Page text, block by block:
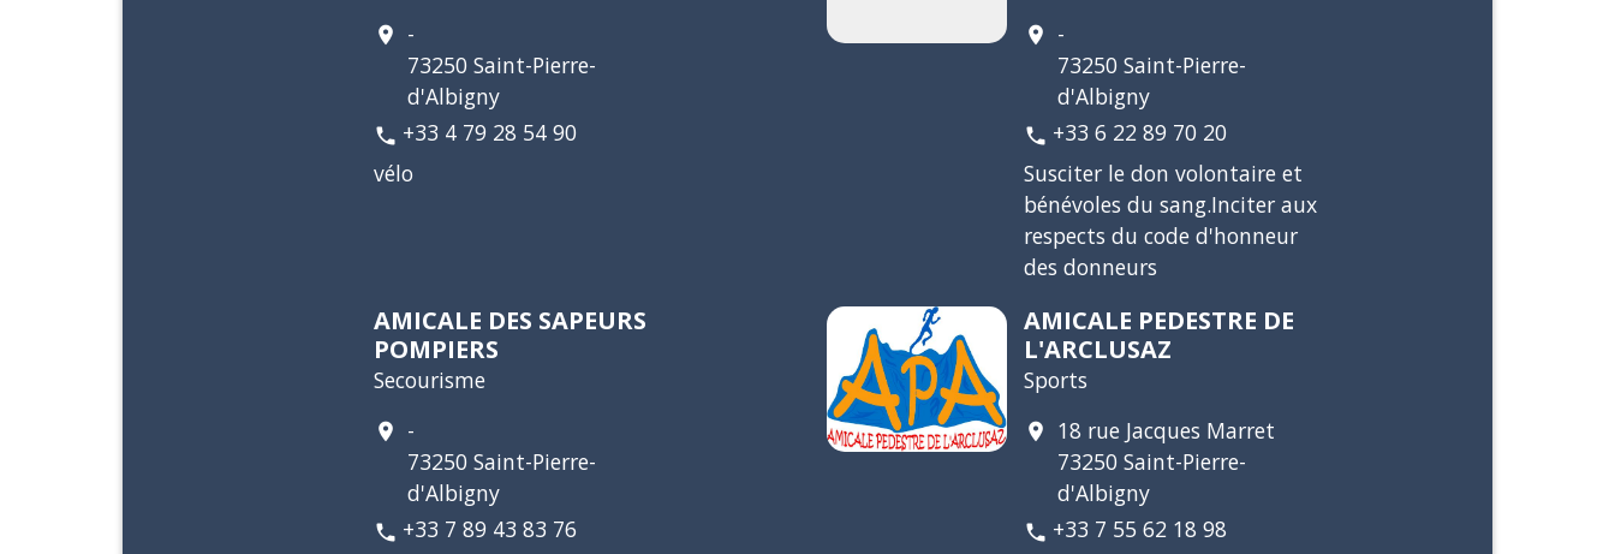
location_on
-
73250 Saint-Pierre-
d'Albigny
phone +33 4 79 28 54 90
vélo
location_on
-
73250 Saint-Pierre-
d'Albigny
phone +33 6 22 89 70 20
Susciter le don volontaire et
bénévoles du sang.Inciter aux
respects du code d'honneur
des donneurs
AMICALE DES SAPEURS
POMPIERS
Secourisme
location_on
-
73250 Saint-Pierre-
d'Albigny
phone +33 7 89 43 83 76
AMICALE PEDESTRE DE
L'ARCLUSAZ
Sports
location_on
18 rue Jacques Marret
73250 Saint-Pierre-
d'Albigny
phone +33 7 55 62 18 98